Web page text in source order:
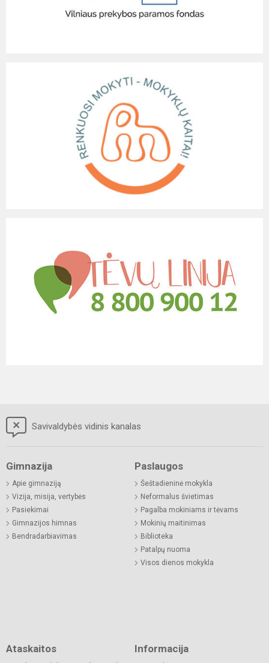
Savivaldybės vidinis kanalas
Gimnazija
Apie gimnaziją
Vizija, misija, vertybės
Pasiekimai
Gimnazijos himnas
Bendradarbiavimas
Paslaugos
Šeštadieninė mokykla
Neformalus švietimas
Pagalba mokiniams ir tėvams
Mokinių maitinimas
Biblioteka
Patalpų nuoma
Visos dienos mokykla
Ataskaitos Informacija